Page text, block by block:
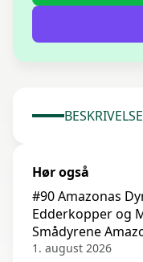
BESKRIVELSE
Hør også
#90 Amazonas
Edderkopper og
Smådyrene
1. august 2026